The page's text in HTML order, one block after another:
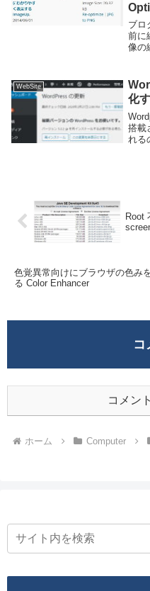
ブロ
前に
像の
ろ
ら
WebSite
化
搭載
れる
て
ン
Root
色覚異常向けにブラウザの色み
る Color Enhancer
コ
コメン
ホーム Computer